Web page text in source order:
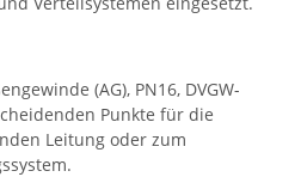
(AG), PN16, DVGW-
Punkte für die
Leitung oder zum